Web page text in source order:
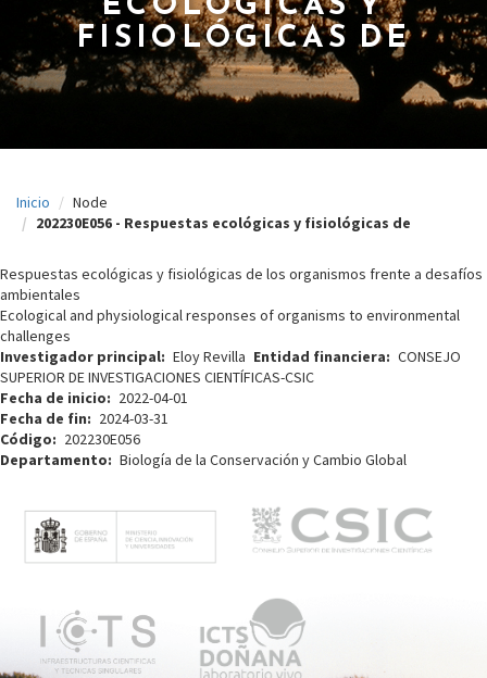
p
i
i
p
a
l
FISIOLÓGICAS DE
Inicio
Node
202230E056 - Respuestas ecológicas y fisiológicas de
Respuestas ecológicas y fisiológicas de los organismos frente a desafíos
ambientales
Ecological and physiological responses of organisms to environmental
challenges
Investigador principal
Eloy Revilla Entidad financiera
CONSEJO
SUPERIOR DE INVESTIGACIONES CIENTÍFICAS-CSIC
Fecha de inicio
2022-04-01
Fecha de fin
2024-03-31
Código
202230E056
Departamento
Biología de la Conservación y Cambio Global
e
n
ú
p
r